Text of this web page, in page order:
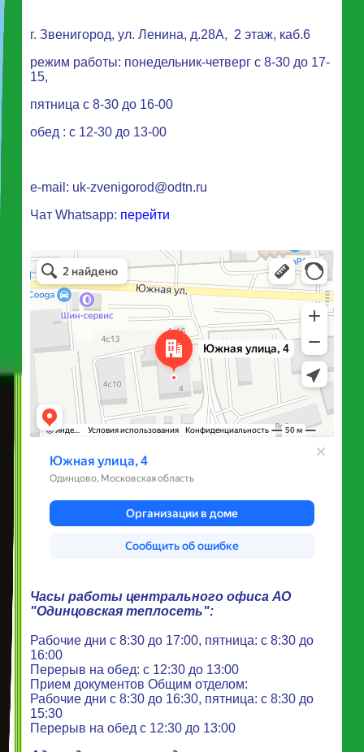
г. Звенигород, ул. Ленина, д.28А, 2 этаж, каб.6
режим работы: понедельник-четверг с 8-30 до 17-
15,
пятница с 8-30 до 16-00
обед : с 12-30 до 13-00
e-mail: uk-zvenigorod@odtn.ru
Чат Whatsapp: перейти
Часы работы центрального офиса АО
"Одинцовская теплосеть":
Рабочие дни с 8:30 до 17:00, пятница: с 8:30 до
16:00
Перерыв на обед: с 12:30 до 13:00
Прием документов Общим отделом:
Рабочие дни с 8:30 до 16:30, пятница: с 8:30 до
15:30
Перерыв на обед с 12:30 до 13:00